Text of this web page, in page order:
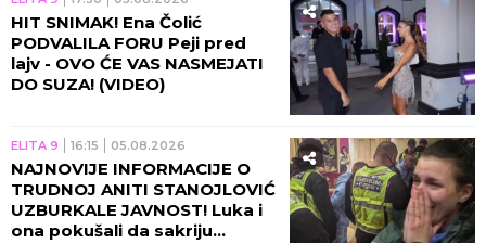
HIT SNIMAK! Ena Čolić
PODVALILA FORU Peji pred
lajv - OVO ĆE VAS NASMEJATI
DO SUZA! (VIDEO)
ELITA 9 16:15 05.08.2026
NAJNOVIJE INFORMACIJE O
TRUDNOJ ANITI STANOJLOVIĆ
UZBURKALE JAVNOST! Luka i
ona pokušali da sakriju